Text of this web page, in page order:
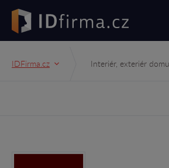
IDFirma.cz Interiér, exteriér domu